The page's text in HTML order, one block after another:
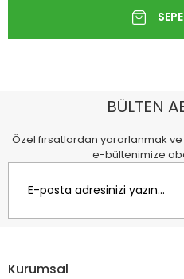
BÜLTEN
Özel fırsatlardan yararlanmak
e-bültenimize
Kurumsal